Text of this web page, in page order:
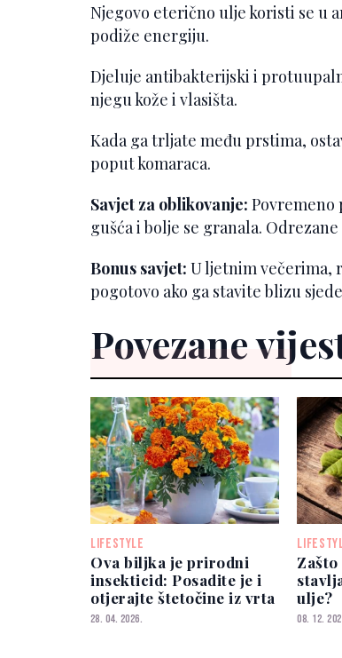
Njegovo eterično ulje koristi se u
podiže energiju.
Djeluje antibakterijski i
njegu kože i vlasišta.
Kada ga trljate među prstima,
poput komaraca.
Savjet za oblikovanje: Povremeno
gušća i bolje se granala.
Bonus savjet: U ljetnim večerima,
pogotovo ako ga stavite blizu
Povezane
LIFESTYLE
Ova biljka je prirodni
insekticid: Posadite je i
otjerajte štetočine iz vrta
28. 04. 2026.
ulje?
08. 12.